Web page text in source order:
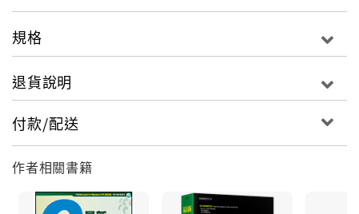
享。
案例式剪輯、分享
‧ 自動修剪的專業配樂
‧ 精彩瞬間成就永恆的『停格』功能
‧ 專業剪輯才有的覆疊混合特效
‧ 製作 KTV 導唱字幕
規格
退貨說明
付款/配送
作者相關書籍